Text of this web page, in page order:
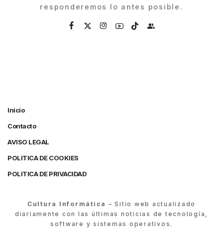
responderemos lo antes posible.
Inicio
Contacto
AVISO LEGAL
POLITICA DE COOKIES
POLITICA DE PRIVACIDAD
Cultura Informática – Sitio web actualizado
diariamente con las últimas noticias de tecnología,
software y sistemas operativos.